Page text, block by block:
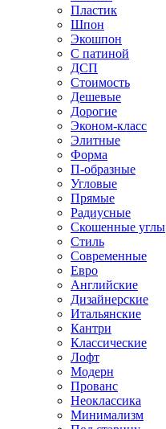
Пластик
Шпон
Экошпон
С патиной
ДСП
Стоимость
Дешевые
Дорогие
Эконом-класс
Элитные
Форма
П-образные
Угловые
Прямые
Радиусные
Скошенные углы
Стиль
Современные
Евро
Английские
Дизайнерские
Итальянские
Кантри
Классические
Лофт
Модерн
Прованс
Неоклассика
Минимализм